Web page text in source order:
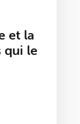
et la
qui le